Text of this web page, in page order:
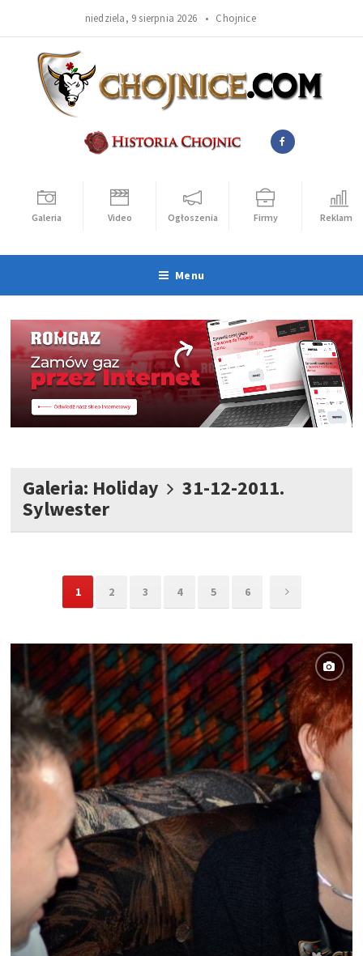
niedziela, 9 sierpnia 2026 • Chojnice
Galeria Video Ogłoszenia Firmy Reklama
Menu
Galeria: Holiday 31-12-2011.
Sylwester
1 2 3 4 5 6